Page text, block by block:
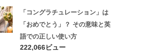
「コングラチュレーション」は
「おめでとう」？ その意味と英
語での正しい使い方
222,066ビュー